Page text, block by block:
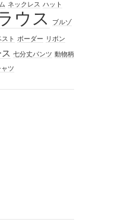
ネックレス ハット
ウス ブルゾ
スト ボーダー リボン
七分丈パンツ 動物柄
ャツ